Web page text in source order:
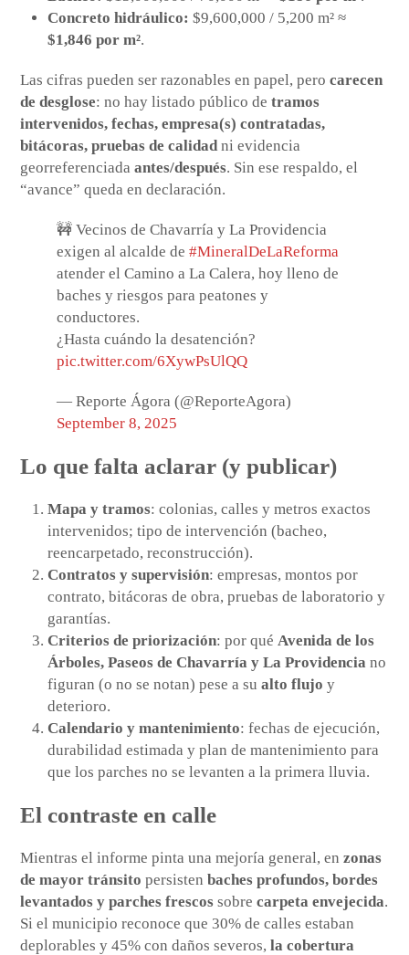
Concreto hidráulico: $9,600,000 / 5,200 m² ≈
$1,846 por m².
Las cifras pueden ser razonables en papel, perocarecen
de desglose: no hay listado público detramos
intervenidos, fechas, empresa(s) contratadas,
bitácoras, pruebas de calidad ni evidencia
georreferenciadaantes/después. Sin ese respaldo, el
“avance” queda en declaración.
🚧 Vecinos de Chavarría y La Providencia
exigen al alcalde de#MineralDeLaReforma
atender el Camino a La Calera, hoy lleno de
baches y riesgos para peatones y
conductores.
¿Hasta cuándo la desatención?
pic.twitter.com/6XywPsUlQQ
— Reporte Ágora (@ReporteAgora)
September 8, 2025
Lo que falta aclarar (y publicar)
Mapa y tramos: colonias, calles y metros exactos
intervenidos; tipo de intervención (bacheo,
reencarpetado, reconstrucción).
Contratos y supervisión: empresas, montos por
contrato, bitácoras de obra, pruebas de laboratorio y
garantías.
Criterios de priorización: por qué Avenida de los
Árboles, Paseos de Chavarría y La Providencia no
figuran (o no se notan) pese a sualto flujo y
deterioro.
Calendario y mantenimiento: fechas de ejecución,
durabilidad estimada y plan de mantenimiento para
que los parches no se levanten a la primera lluvia.
El contraste en calle
Mientras el informe pinta una mejoría general, enzonas
de mayor tránsito persistenbaches profundos, bordes
levantados y parches frescos sobrecarpeta envejecida.
Si el municipio reconoce que 30% de calles estaban
deplorables y 45% con daños severos,la cobertura